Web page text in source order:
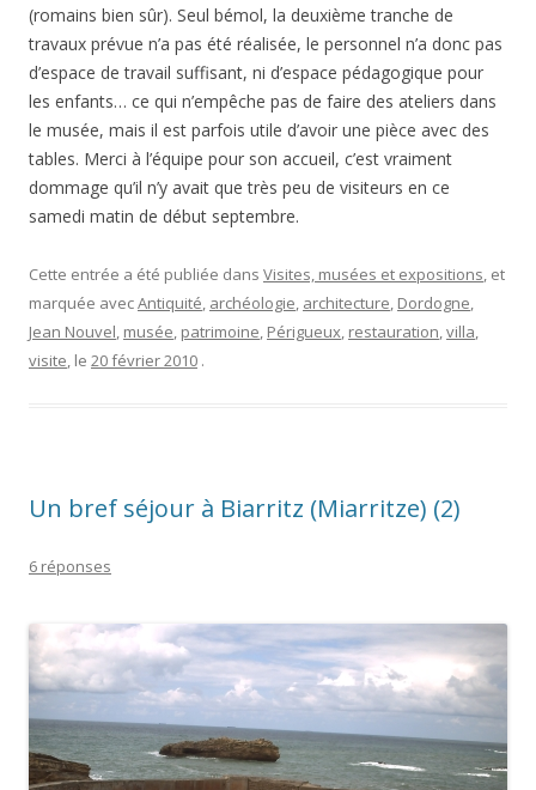
(romains bien sûr). Seul bémol, la deuxième tranche de
travaux prévue n’a pas été réalisée, le personnel n’a donc pas
d’espace de travail suffisant, ni d’espace pédagogique pour
les enfants… ce qui n’empêche pas de faire des ateliers dans
le musée, mais il est parfois utile d’avoir une pièce avec des
tables. Merci à l’équipe pour son accueil, c’est vraiment
dommage qu’il n’y avait que très peu de visiteurs en ce
samedi matin de début septembre.
Cette entrée a été publiée dans Visites, musées et expositions, et
marquée avecAntiquité, archéologie, architecture, Dordogne,
Jean Nouvel, musée, patrimoine, Périgueux, restauration,villa,
visite, le 20 février 2010 .
Un bref séjour à Biarritz (Miarritze) (2)
6 réponses